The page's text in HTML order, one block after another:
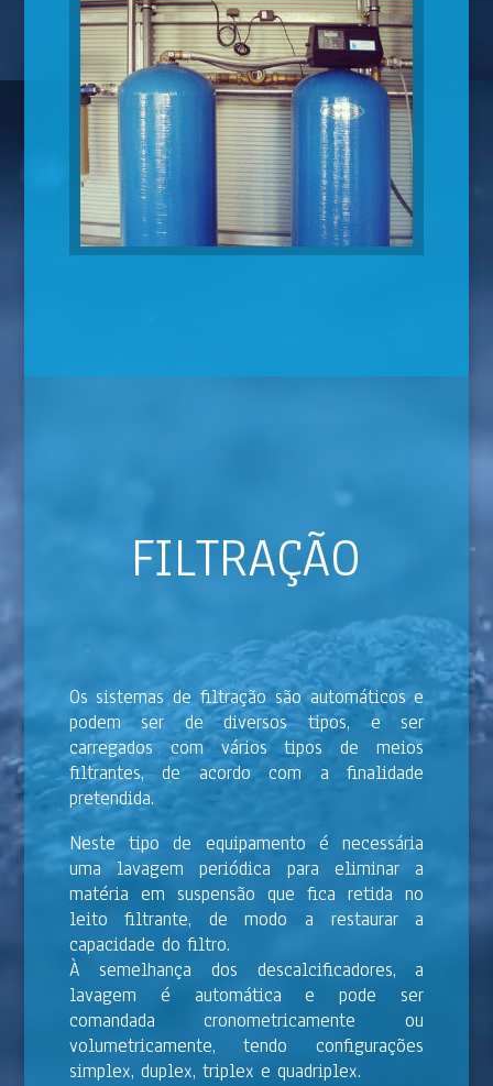
FILTRAÇÃO
Os sistemas de filtração são automáticos e
podem ser de diversos tipos, e ser
carregados com vários tipos de meios
filtrantes, de acordo com a finalidade
pretendida.
Neste tipo de equipamento é necessária
uma lavagem periódica para eliminar a
matéria em suspensão que fica retida no
leito filtrante, de modo a restaurar a
capacidade do filtro.
À semelhança dos descalcificadores, a
lavagem é automática e pode ser
comandada cronometricamente ou
volumetricamente, tendo configurações
simplex, duplex, triplex e quadriplex.